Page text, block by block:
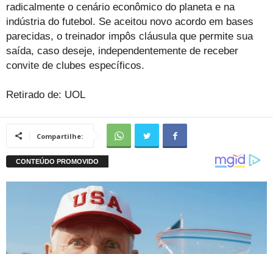
radicalmente o cenário econômico do planeta e na
indústria do futebol. Se aceitou novo acordo em bases
parecidas, o treinador impôs cláusula que permite sua
saída, caso deseje, independentemente de receber
convite de clubes específicos.
Retirado de: UOL
Compartilhe: